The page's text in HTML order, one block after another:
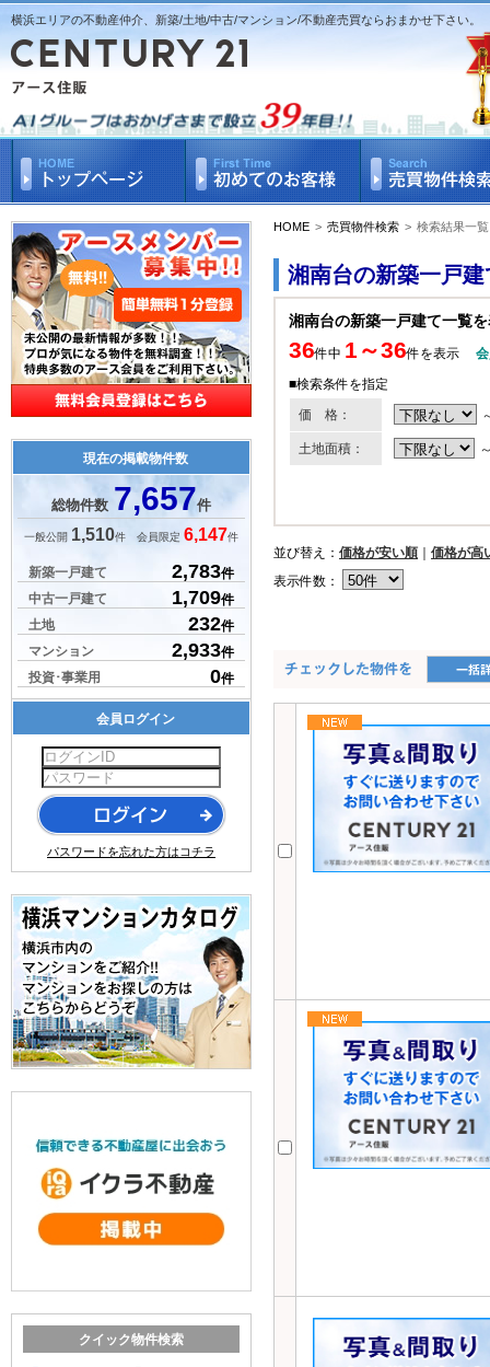
横浜エリアの不動産仲介、新築/土地/中古/マンション/不動産売買ならおまかせ下さい。
HOME > 売買物件検索 > 検索結果一覧
湘南台の新築一戸
湘南台の新築一戸建て一覧
36件中 1～36件を表示
■検索条件を指定
価 格：
土地面積：
並び替え： 価格が安い順
価格が高
表示件数：
現在の掲載物件数
総物件数 7,657件
一般公開 1,510件 会員限定 6,147件
新築一戸建て 2,783件
中古一戸建て
1,709件
土地
232件
マンション
2,933件
投資･事業用
0件
会員ログイン
パスワードを忘れた方はコチラ
クイック物件検索